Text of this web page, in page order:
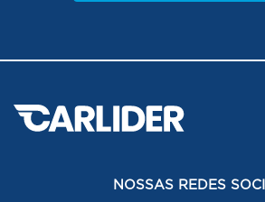
NOSSAS REDES